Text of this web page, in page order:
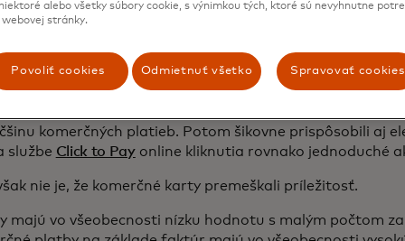
trhy, a najmä tie, kde v maloobchode prevažujú karty
východiskový bod. Platobné karty boli navrhnuté pre
medzi zákazníkmi (C2B), a nie pre platby medzi
komerčných platieb. Potom šikovne prispôsobili aj
službe Click to Payonline kliknutia rovnako jednoduché
nie je, že komerčné karty premeškali príležitosť.
majú vo všeobecnosti nízku hodnotu s malým počtom
alebo všetky súbory cookie, s výnimkou tých, ktoré sú nevyhnutne
stránky.
Povoliť cookies Odmietnuť všetko Spravovať cookies